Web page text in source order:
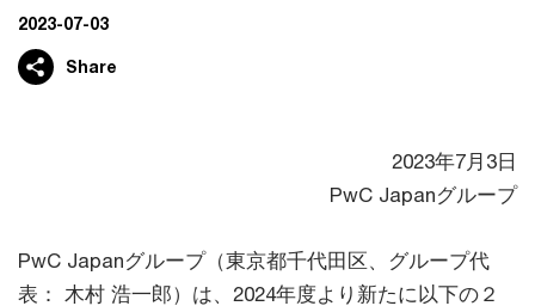
2023-07-03
Share
2023年7月3日
PwC Japanグループ
PwC Japanグループ（東京都千代田区、グループ代
表： 木村 浩一郎）は、2024年度より新たに以下の２